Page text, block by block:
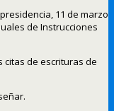
11 de marzo
de Instrucciones
citas de escrituras de